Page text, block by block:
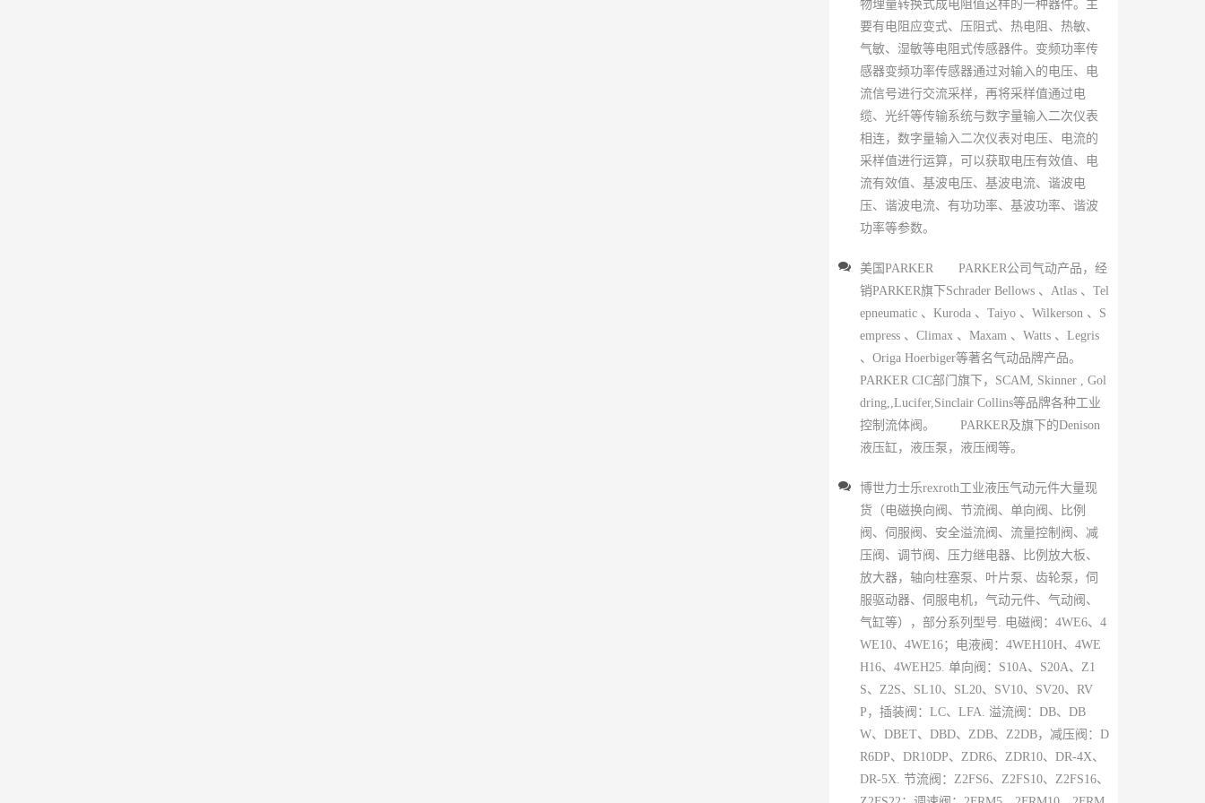
物理量转换式成电阻值这样的一种器件。主
要有电阻应变式、压阻式、热电阻、热敏、
气敏、湿敏等电阻式传感器件。变频功率传
感器变频功率传感器通过对输入的电压、电
流信号进行交流采样，再将采样值通过电
缆、光纤等传输系统与数字量输入二次仪表
相连，数字量输入二次仪表对电压、电流的
采样值进行运算，可以获取电压有效值、电
流有效值、基波电压、基波电流、谐波电
压、谐波电流、有功功率、基波功率、谐波
功率等参数。
美国PARKER PARKER公司气动产品，经
销PARKER旗下Schrader Bellows 、Atlas 、Tel
epneumatic 、Kuroda 、Taiyo 、Wilkerson 、S
empress 、Climax 、Maxam 、Watts 、Legris
、Origa Hoerbiger等著名气动品牌产品。
PARKER CIC部门旗下，SCAM, Skinner , Gol
dring,,Lucifer,Sinclair Collins等品牌各种工业
控制流体阀。 PARKER及旗下的Denison
液压缸，液压泵，液压阀等。
博世力士乐rexroth工业液压气动元件大量现
货（电磁换向阀、节流阀、单向阀、比例
阀、伺服阀、安全溢流阀、流量控制阀、减
压阀、调节阀、压力继电器、比例放大板、
放大器，轴向柱塞泵、叶片泵、齿轮泵，伺
服驱动器、伺服电机，气动元件、气动阀、
气缸等），部分系列型号. 电磁阀：4WE6、4
WE10、4WE16；电液阀：4WEH10H、4WE
H16、4WEH25. 单向阀：S10A、S20A、Z1
S、Z2S、SL10、SL20、SV10、SV20、RV
P，插装阀：LC、LFA. 溢流阀：DB、DB
W、DBET、DBD、ZDB、Z2DB，减压阀：D
R6DP、DR10DP、ZDR6、ZDR10、DR-4X、
DR-5X. 节流阀：Z2FS6、Z2FS10、Z2FS16、